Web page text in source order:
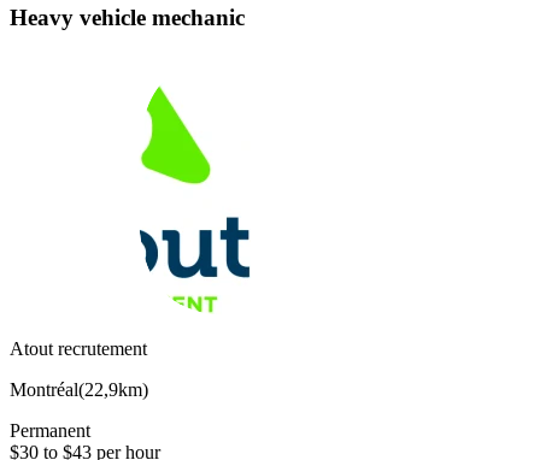
Heavy vehicle mechanic
Atout recrutement
Montréal(22,9km)
Permanent
$30 to $43 per hour